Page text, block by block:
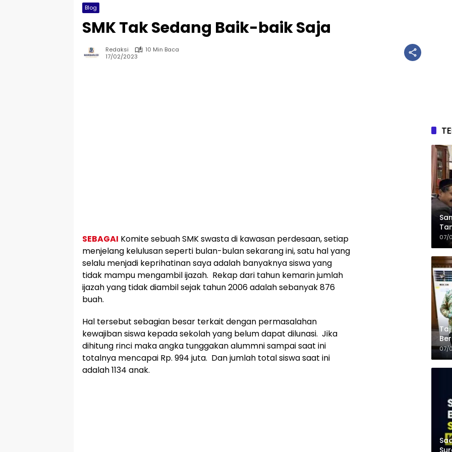
Blog
SMK Tak Sedang Baik-baik Saja
Redaksi
10 Min Baca
17/02/2023
SEBAGAI Komite sebuah SMK swasta di kawasan perdesaan, setiap
menjelang kelulusan seperti bulan-bulan sekarang ini, satu hal yang
selalu menjadi keprihatinan saya adalah banyaknya siswa yang
tidak mampu mengambil ijazah. Rekap dari tahun kemarin jumlah
ijazah yang tidak diambil sejak tahun 2006 adalah sebanyak 876
buah.
Hal tersebut sebagian besar terkait dengan permasalahan
kewajiban siswa kepada sekolah yang belum dapat dilunasi. Jika
dihitung rinci maka angka tunggakan alummni sampai saat ini
totalnya mencapai Rp. 994 juta. Dan jumlah total siswa saat ini
adalah 1134 anak.
07/
07/